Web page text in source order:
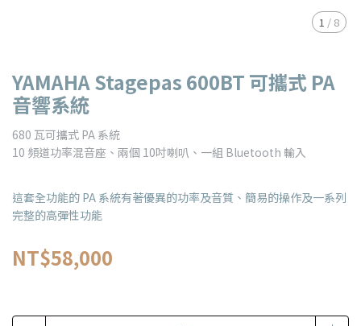
1 / 8
YAMAHA Stagepas 600BT 可攜式 PA
音響系統
680 瓦可攜式 PA 系統
10 頻道功率混音座、兩個 10吋喇叭、一組 Bluetooth 輸入
這套全功能的 PA 系統有著優異的功率及音質、簡易的操作及一系列
完整的高彈性功能
NT$58,000